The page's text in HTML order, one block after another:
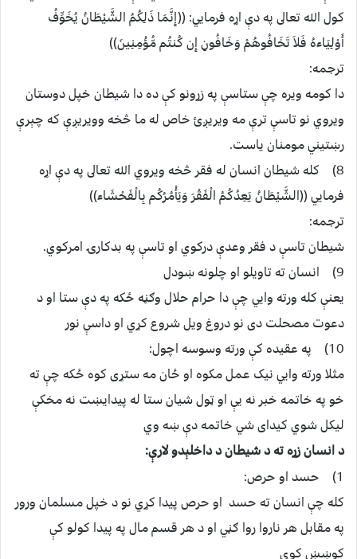
کول الله تعالى په دې اړه فرمايي: ((إِنَّمَا ذَلِكُمُ الشَّيْطَانُ يُخَوِّفُ
أَوْلِيَاءهُ فَلاَ تَخَافُوهُمْ وَخَافُونِ إِن كُنتُم مُّؤْمِنِينَ))
ترجمه:
دا کومه ويره چې ستاسې په زړونو کې ده دا شيطان خپل دوستان
ويروي نو تاسې ترې مه ويريږئ خاص له ما څخه وويريږې که چېرې
رښتيني مومنان ياست.
8) کله شيطان انسان له فقر څخه ويروي الله تعالى په دې اړه
فرمايي ((الشَّيْطَانُ يَعِدُكُمُ الْفَقْرَ وَيَأْمُرُكُم بِالْفَحْشَاء))
ترجمه:
شيطان تاسې د فقر وعدې درکوي او تاسې په بدکارۍ امرکوي.
9) انسان ته تاويلو او چلونه ښودل
يعنې کله ورته وايي چې دا حرام حلال وګڼه ځکه په دې ستا او د
دعوت مصحلت دى نو دروغ ويل شروع کړي او داسې نور
10) په عقيده کې ورته وسوسه اچول:
مثلا ورته وايي نيک عمل مکوه او ځان مه ستړى کوه ځکه چې ته
خو په خاتمه خبر نه يې او ټول شيان ستا له پيدايښت نه مخکې
ليکل شوي کيداى شي خاتمه دې ښه وي
د انسان زړه ته د شيطان د داخلېدو لارې:
1) حسد او حرص:
کله چې انسان ته حسد او حرص پيدا کړي نو د خپل مسلمان ورور
په مقابل هر ناروا روا ګڼي او د هر قسم مال په پيدا کولو کې
کوښښ کوي